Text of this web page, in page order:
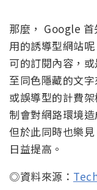
那麼， Google
用的誘導型網站
可的訂閱內容，
至同色隱藏的文
或誤導型的計費
制會對網路環境
但於此同時也樂
日益提高。
◎資料來源：